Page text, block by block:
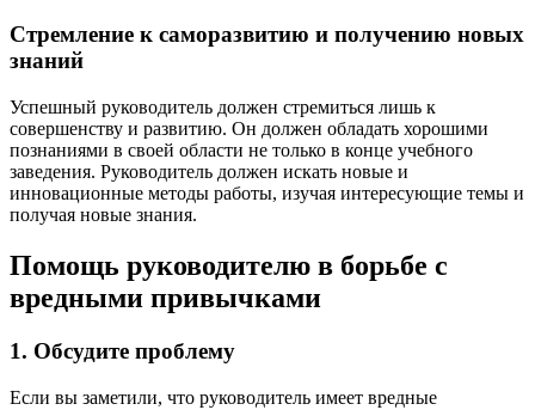
Стремление к саморазвитию и получению новых
знаний
Успешный руководитель должен стремиться лишь к
совершенству и развитию. Он должен обладать хорошими
познаниями в своей области не только в конце учебного
заведения. Руководитель должен искать новые и
инновационные методы работы, изучая интересующие темы и
получая новые знания.
Помощь руководителю в борьбе с
вредными привычками
1. Обсудите проблему
Если вы заметили, что руководитель имеет вредные